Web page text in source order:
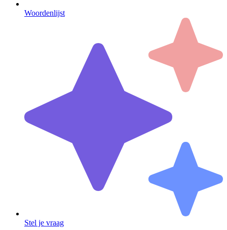
Woordenlijst
Stel je vraag